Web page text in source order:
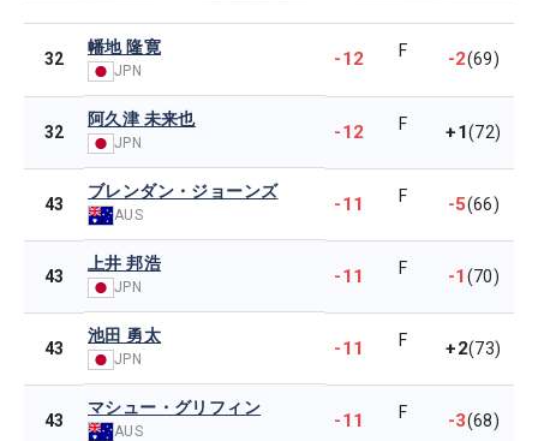
32
幡地 隆寛
JPN
-12 F -2(69)
32
阿久津 未来也
JPN -12 F +1(72)
43
ブレンダン・ジョーンズ
AUS -11 F -5(66)
43
上井 邦浩
JPN -11 F -1(70)
43
池田 勇太
JPN -11 F +2(73)
43
マシュー・グリフィン
AUS -11 F -3(68)